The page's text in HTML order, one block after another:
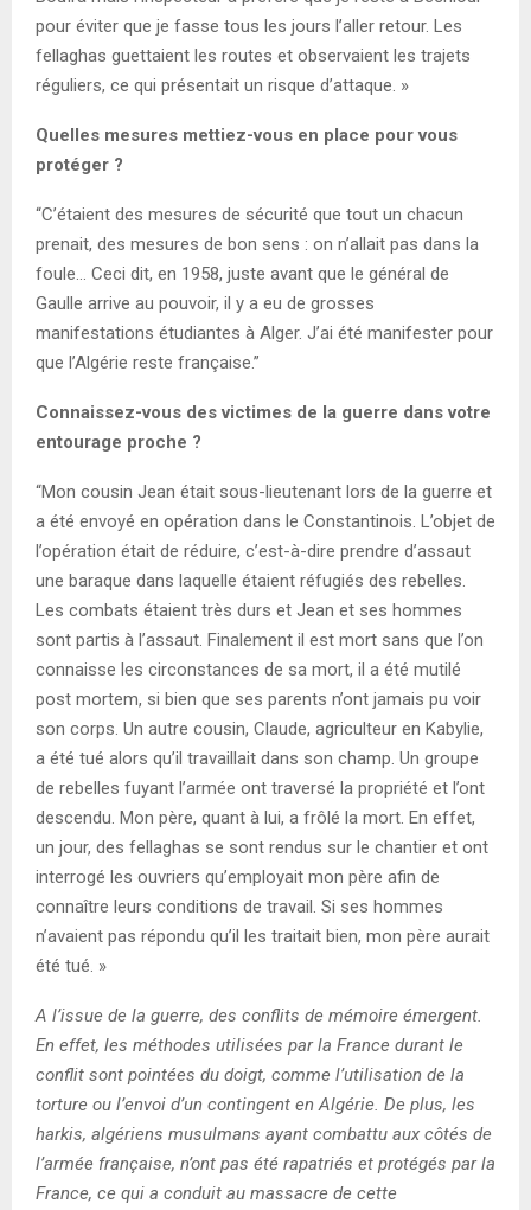
pour éviter que je fasse tous les jours l’aller retour. Les
fellaghas guettaient les routes et observaient les trajets
réguliers, ce qui présentait un risque d’attaque. »
Quelles mesures mettiez-vous en place pour vous
protéger ?
“C’étaient des mesures de sécurité que tout un chacun
prenait, des mesures de bon sens : on n’allait pas dans la
foule… Ceci dit, en 1958, juste avant que le général de
Gaulle arrive au pouvoir, il y a eu de grosses
manifestations étudiantes à Alger. J’ai été manifester pour
que l’Algérie reste française.”
Connaissez-vous des victimes de la guerre dans votre
entourage proche ?
“Mon cousin Jean était sous-lieutenant lors de la guerre et
a été envoyé en opération dans le Constantinois. L’objet de
l’opération était de réduire, c’est-à-dire prendre d’assaut
une baraque dans laquelle étaient réfugiés des rebelles.
Les combats étaient très durs et Jean et ses hommes
sont partis à l’assaut. Finalement il est mort sans que l’on
connaisse les circonstances de sa mort, il a été mutilé
post mortem, si bien que ses parents n’ont jamais pu voir
son corps. Un autre cousin, Claude, agriculteur en Kabylie,
a été tué alors qu’il travaillait dans son champ. Un groupe
de rebelles fuyant l’armée ont traversé la propriété et l’ont
descendu. Mon père, quant à lui, a frôlé la mort. En effet,
un jour, des fellaghas se sont rendus sur le chantier et ont
interrogé les ouvriers qu’employait mon père afin de
connaître leurs conditions de travail. Si ses hommes
n’avaient pas répondu qu’il les traitait bien, mon père aurait
été tué. »
A l’issue de la guerre, des conflits de mémoire émergent.
En effet, les méthodes utilisées par la France durant le
conflit sont pointées du doigt, comme l’utilisation de la
torture ou l’envoi d’un contingent en Algérie. De plus, les
harkis, algériens musulmans ayant combattu aux côtés de
l’armée française, n’ont pas été rapatriés et protégés par la
France, ce qui a conduit au massacre de cette